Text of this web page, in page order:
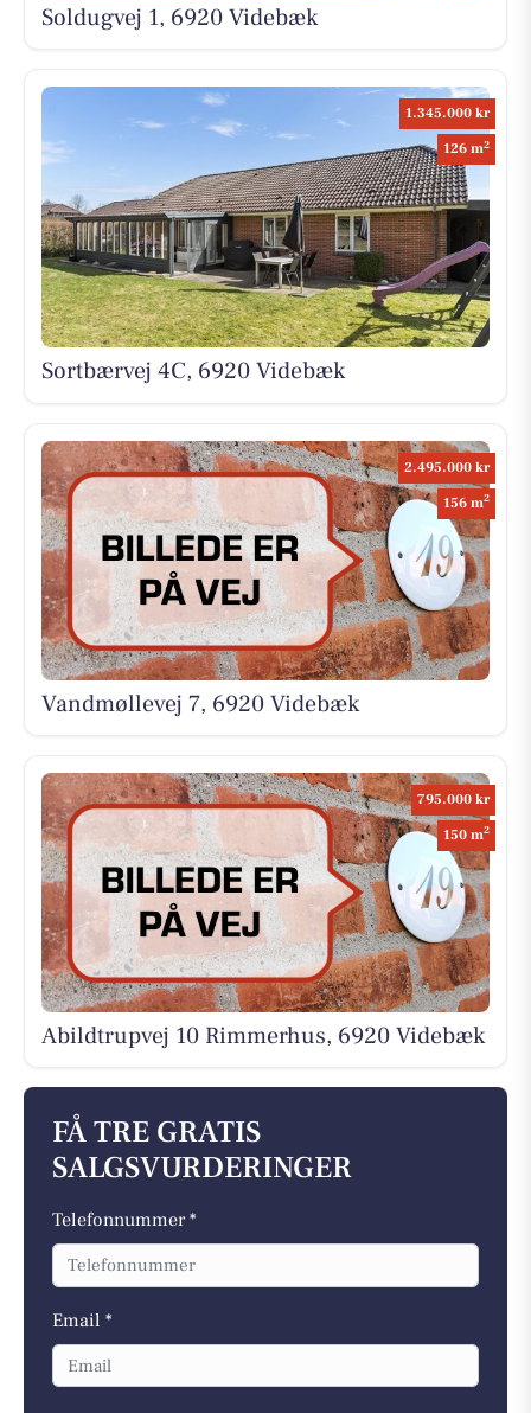
Soldugvej 1, 6920 Videbæk
1.345.000 kr
126 m2
Sortbærvej 4C, 6920 Videbæk
2.495.000 kr
156 m2
Vandmøllevej 7, 6920 Videbæk
795.000 kr
150 m2
Abildtrupvej 10 Rimmerhus, 6920 Videbæk
FÅ TRE GRATIS
SALGSVURDERINGER
Telefonnummer *
Email *